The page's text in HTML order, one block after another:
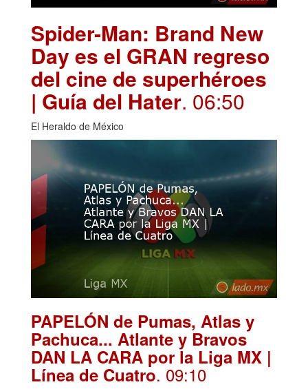
Spider-Man: Brand New
Day es el GRAN regreso
del cine de superhéroes
| Guía del Hater. 06:50
El Heraldo de México
PAPELÓN de Pumas, Atlas y
Pachuca... Atlante y Bravos
DAN LA CARA por la Liga MX |
Línea de Cuatro. 09:10